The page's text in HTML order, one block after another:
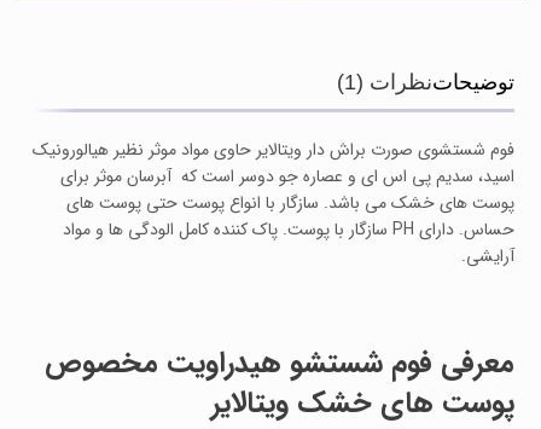
توضیحاتنظرات (1)
فوم شستشوی صورت براش دار ویتالایر حاوی مواد موثر نظیر هیالورونیک
اسید، سدیم پی اس ای و عصاره جو دوسر است که آبرسان موثر برای
پوست های خشک می باشد. سازگار با انواع پوست حتی پوست های
حساس. دارای PH سازگار با پوست. پاک کننده کامل الودگی ها و مواد
آرایشی.
معرفی فوم شستشو هیدراویت مخصوص
پوست های خشک ویتالایر